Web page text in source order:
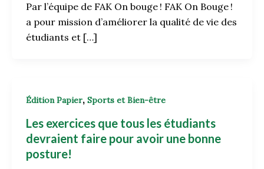
Par l’équipe de FAK On bouge ! FAK On Bouge !
a pour mission d’améliorer la qualité de vie des
étudiants et […]
Édition Papier, Sports et Bien-être
Les exercices que tous les étudiants
devraient faire pour avoir une bonne
posture!